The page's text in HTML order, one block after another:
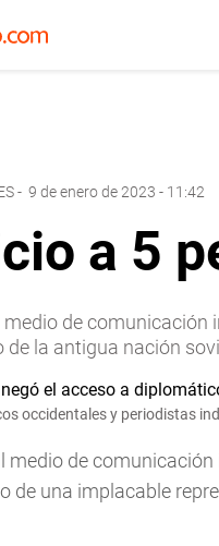
- 9 de enero de 2023 - 11:42
a 5
de comunicación
de la antigua nación
occidentales y periodistas
medio de comunicación
de una implacable